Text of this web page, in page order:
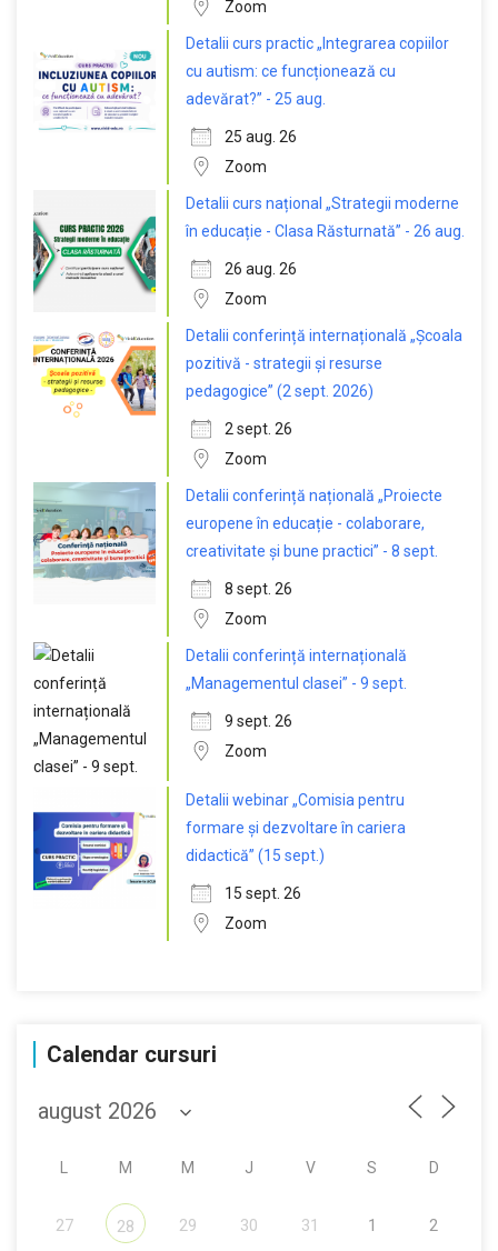
Zoom
Detalii curs practic „Integrarea copiilor
cu autism: ce funcționează cu
adevărat?” - 25 aug.
25 aug. 26
Zoom
Detalii curs național „Strategii moderne
în educație - Clasa Răsturnată” - 26 aug.
26 aug. 26
Zoom
Detalii conferință internațională „Școala
pozitivă - strategii și resurse
pedagogice” (2 sept. 2026)
2 sept. 26
Zoom
Detalii conferință națională „Proiecte
europene în educație - colaborare,
creativitate și bune practici” - 8 sept.
8 sept. 26
Zoom
Detalii conferință internațională
„Managementul clasei” - 9 sept.
9 sept. 26
Zoom
Detalii webinar „Comisia pentru
formare și dezvoltare în cariera
didactică” (15 sept.)
15 sept. 26
Zoom
Calendar cursuri
M M J V S D
27 28 29 30 31 1 2